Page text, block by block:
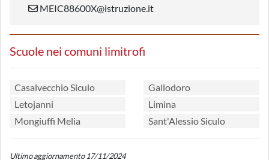
MEIC88600X@istruzione.it
Scuole nei comuni limitrofi
Casalvecchio Siculo
Gallodoro
Letojanni
Limina
Mongiuffi Melia
Sant'Alessio Siculo
Ultimo aggiornamento 17/11/2024